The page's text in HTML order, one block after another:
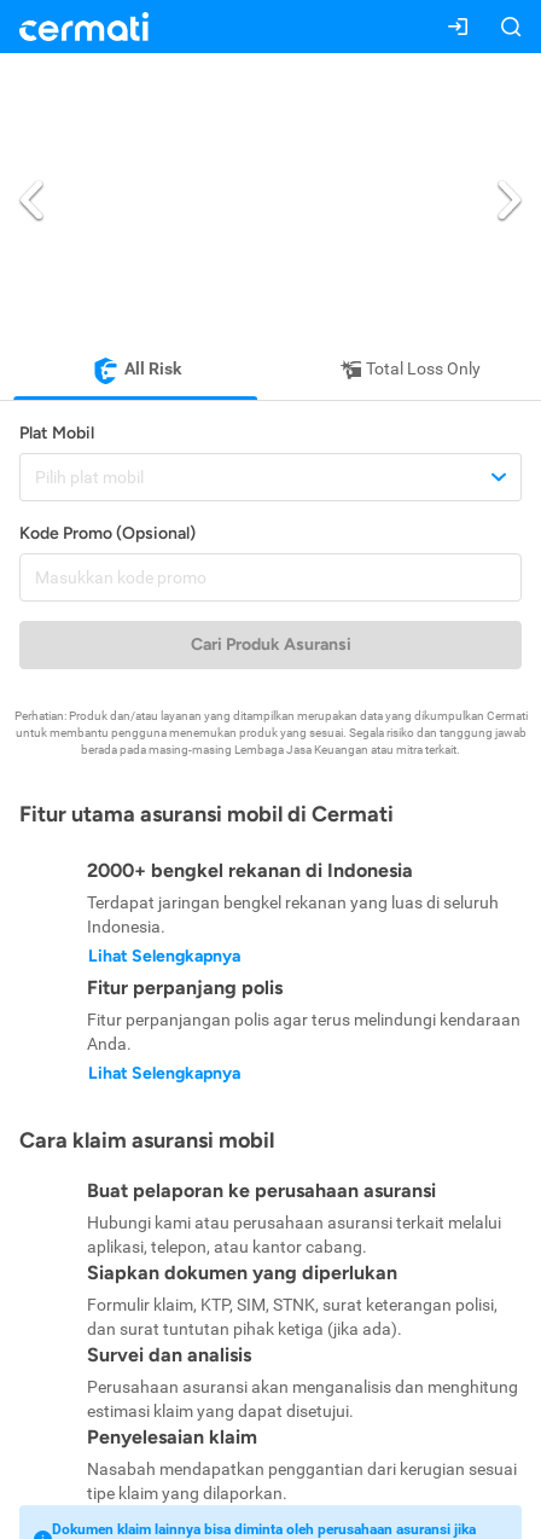
All Risk Total Loss Only
Plat Mobil
Pilih plat mobil
Kode Promo (Opsional)
Cari Produk Asuransi
Perhatian: Produk dan/atau layanan yang ditampilkan merupakan data yang dikumpulkan Cermati
untuk membantu pengguna menemukan produk yang sesuai. Segala risiko dan tanggung jawab
berada pada masing-masing Lembaga Jasa Keuangan atau mitra terkait.
Fitur utama asuransi mobil di Cermati
2000+ bengkel rekanan di Indonesia
Terdapat jaringan bengkel rekanan yang luas di seluruh
Indonesia.
Lihat Selengkapnya
Fitur perpanjang polis
Fitur perpanjangan polis agar terus melindungi kendaraan
Anda.
Lihat Selengkapnya
Cara klaim asuransi mobil
Buat pelaporan ke perusahaan asuransi
Hubungi kami atau perusahaan asuransi terkait melalui
aplikasi, telepon, atau kantor cabang.
Siapkan dokumen yang diperlukan
Formulir klaim, KTP, SIM, STNK, surat keterangan polisi,
dan surat tuntutan pihak ketiga (jika ada).
Survei dan analisis
Perusahaan asuransi akan menganalisis dan menghitung
estimasi klaim yang dapat disetujui.
Penyelesaian klaim
Nasabah mendapatkan penggantian dari kerugian sesuai
tipe klaim yang dilaporkan.
Dokumen klaim lainnya bisa diminta oleh perusahaan asuransi jika